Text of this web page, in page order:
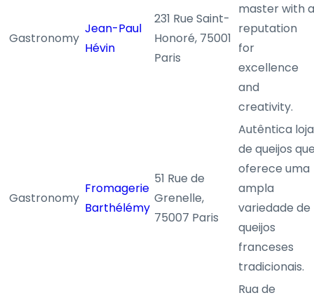
Gastronomy
Jean-Paul
Hévin
231 Rue Saint-
Honoré, 75001
Paris
master with a
reputation
for
excellence
and
creativity.
Gastronomy
Fromagerie
Barthélémy
51 Rue de
Grenelle,
75007 Paris
Autêntica loja
de queijos
oferece uma
ampla
variedade de
queijos
franceses
tradicionais.
Rua de